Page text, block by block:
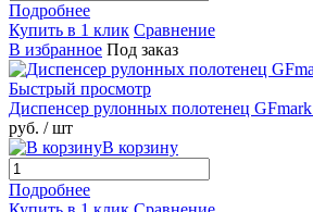
Подробнее
Купить в 1 клик Сравнение
В избранное Под заказ
Быстрый просмотр
Диспенсер рулонных полотенец
руб. / шт
В корзину
Подробнее